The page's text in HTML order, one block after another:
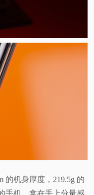
的机身厚度，219.5g 的
手机，拿在手上分量感